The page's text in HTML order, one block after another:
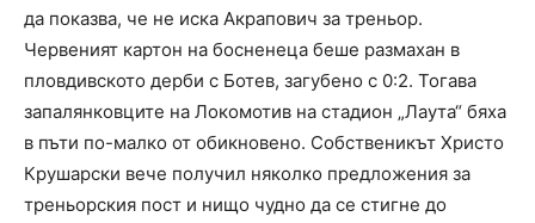
да показва, че не иска Акрапович за треньор.
Червеният картон на босненеца беше размахан в
пловдивското дерби с Ботев, загубено с 0:2. Тогава
запалянковците на Локомотив на стадион „Лаута“ бяха
в пъти по-малко от обикновено. Собственикът Христо
Крушарски вече получил няколко предложения за
треньорския пост и нищо чудно да се стигне до